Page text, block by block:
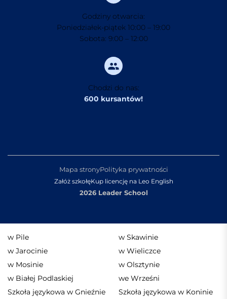
Godziny otwarcia:
Poniedziałek-piątek 10:00 – 19:00
Sobota: 9:00 – 12:00
Chodzi do nas:
600 kursantów!
2026 Leader School
Załóż szkołęKup licencję na Leo English
Mapa stronyPolityka prywatności
w Pile
w Skawinie
w Jarocinie
w Wieliczce
w Mosinie
w Olsztynie
w Białej Podlaskiej
we Wrześni
Szkoła językowa w Gnieźnie
Szkoła językowa w Koninie